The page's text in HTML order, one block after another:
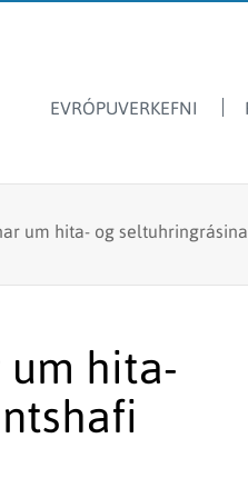
EVRÓPUVERKEFNI
Dýrasvif
Fiskmerkingar
Framandi sjávarlífverur
Hvalarannsóknir
Ársskýrslur
Fréttir & tilkynningar
Lax- og silungsveiðin -
tölur
Hafrannsóknastofnun
um hita- og
um hita-